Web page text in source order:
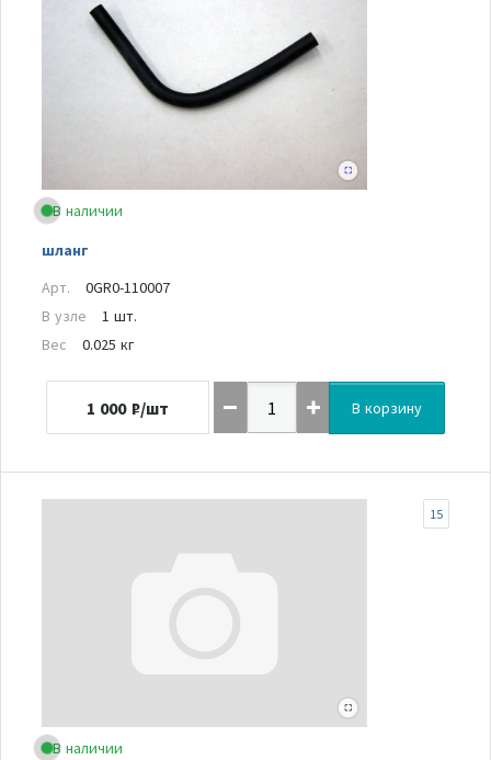
В наличии
шланг
Арт.
0GR0-110007
В узле
1 шт.
Вес
0.025 кг
1 000 ₽/шт В корзину
В наличии
15